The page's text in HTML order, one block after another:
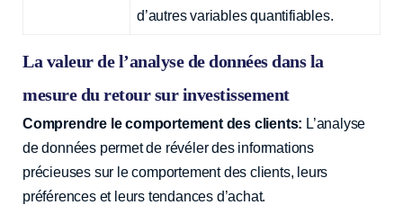
d’autres variables quantifiables.
La valeur de l’analyse de données dans la
mesure du retour sur investissement
Comprendre le comportement des clients: L’analyse
de données permet de révéler des informations
précieuses sur le comportement des clients, leurs
préférences et leurs tendances d’achat.